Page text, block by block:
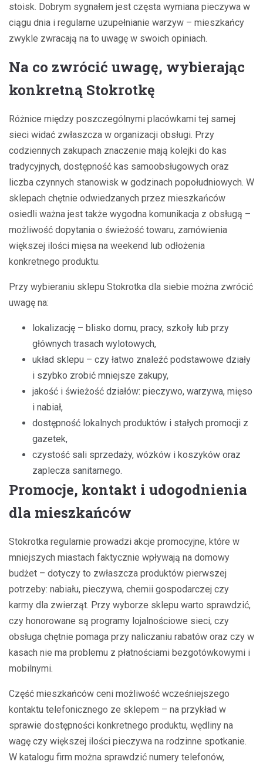
stoisk. Dobrym sygnałem jest częsta wymiana pieczywa w
ciągu dnia i regularne uzupełnianie warzyw – mieszkańcy
zwykle zwracają na to uwagę w swoich opiniach.
Na co zwrócić uwagę, wybierając
konkretną Stokrotkę
Różnice między poszczególnymi placówkami tej samej
sieci widać zwłaszcza w organizacji obsługi. Przy
codziennych zakupach znaczenie mają kolejki do kas
tradycyjnych, dostępność kas samoobsługowych oraz
liczba czynnych stanowisk w godzinach popołudniowych. W
sklepach chętnie odwiedzanych przez mieszkańców
osiedli ważna jest także wygodna komunikacja z obsługą –
możliwość dopytania o świeżość towaru, zamówienia
większej ilości mięsa na weekend lub odłożenia
konkretnego produktu.
Przy wybieraniu sklepu Stokrotka dla siebie można zwrócić
uwagę na:
lokalizację – blisko domu, pracy, szkoły lub przy
głównych trasach wylotowych,
układ sklepu – czy łatwo znaleźć podstawowe działy
i szybko zrobić mniejsze zakupy,
jakość i świeżość działów: pieczywo, warzywa, mięso
i nabiał,
dostępność lokalnych produktów i stałych promocji z
gazetek,
czystość sali sprzedaży, wózków i koszyków oraz
zaplecza sanitarnego.
Promocje, kontakt i udogodnienia
dla mieszkańców
Stokrotka regularnie prowadzi akcje promocyjne, które w
mniejszych miastach faktycznie wpływają na domowy
budżet – dotyczy to zwłaszcza produktów pierwszej
potrzeby: nabiału, pieczywa, chemii gospodarczej czy
karmy dla zwierząt. Przy wyborze sklepu warto sprawdzić,
czy honorowane są programy lojalnościowe sieci, czy
obsługa chętnie pomaga przy naliczaniu rabatów oraz czy w
kasach nie ma problemu z płatnościami bezgotówkowymi i
mobilnymi.
Część mieszkańców ceni możliwość wcześniejszego
kontaktu telefonicznego ze sklepem – na przykład w
sprawie dostępności konkretnego produktu, wędliny na
wagę czy większej ilości pieczywa na rodzinne spotkanie.
W katalogu firm można sprawdzić numery telefonów,